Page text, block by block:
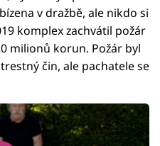
v dražbě, ale nikdo si
komplex zachvátil požár
milionů korun. Požár byl
čin, ale pachatele se